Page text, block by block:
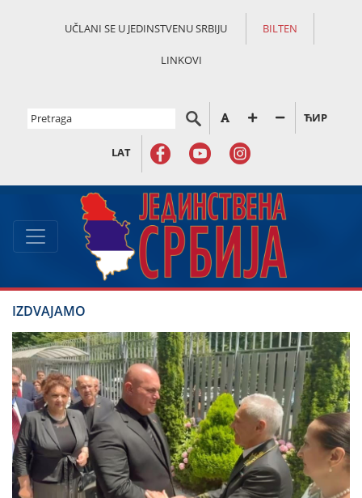
UČLANI SE U JEDINSTVENU SRBIJU BILTEN
LINKOVI
ЋИР
LAT
IZDVAJAMO